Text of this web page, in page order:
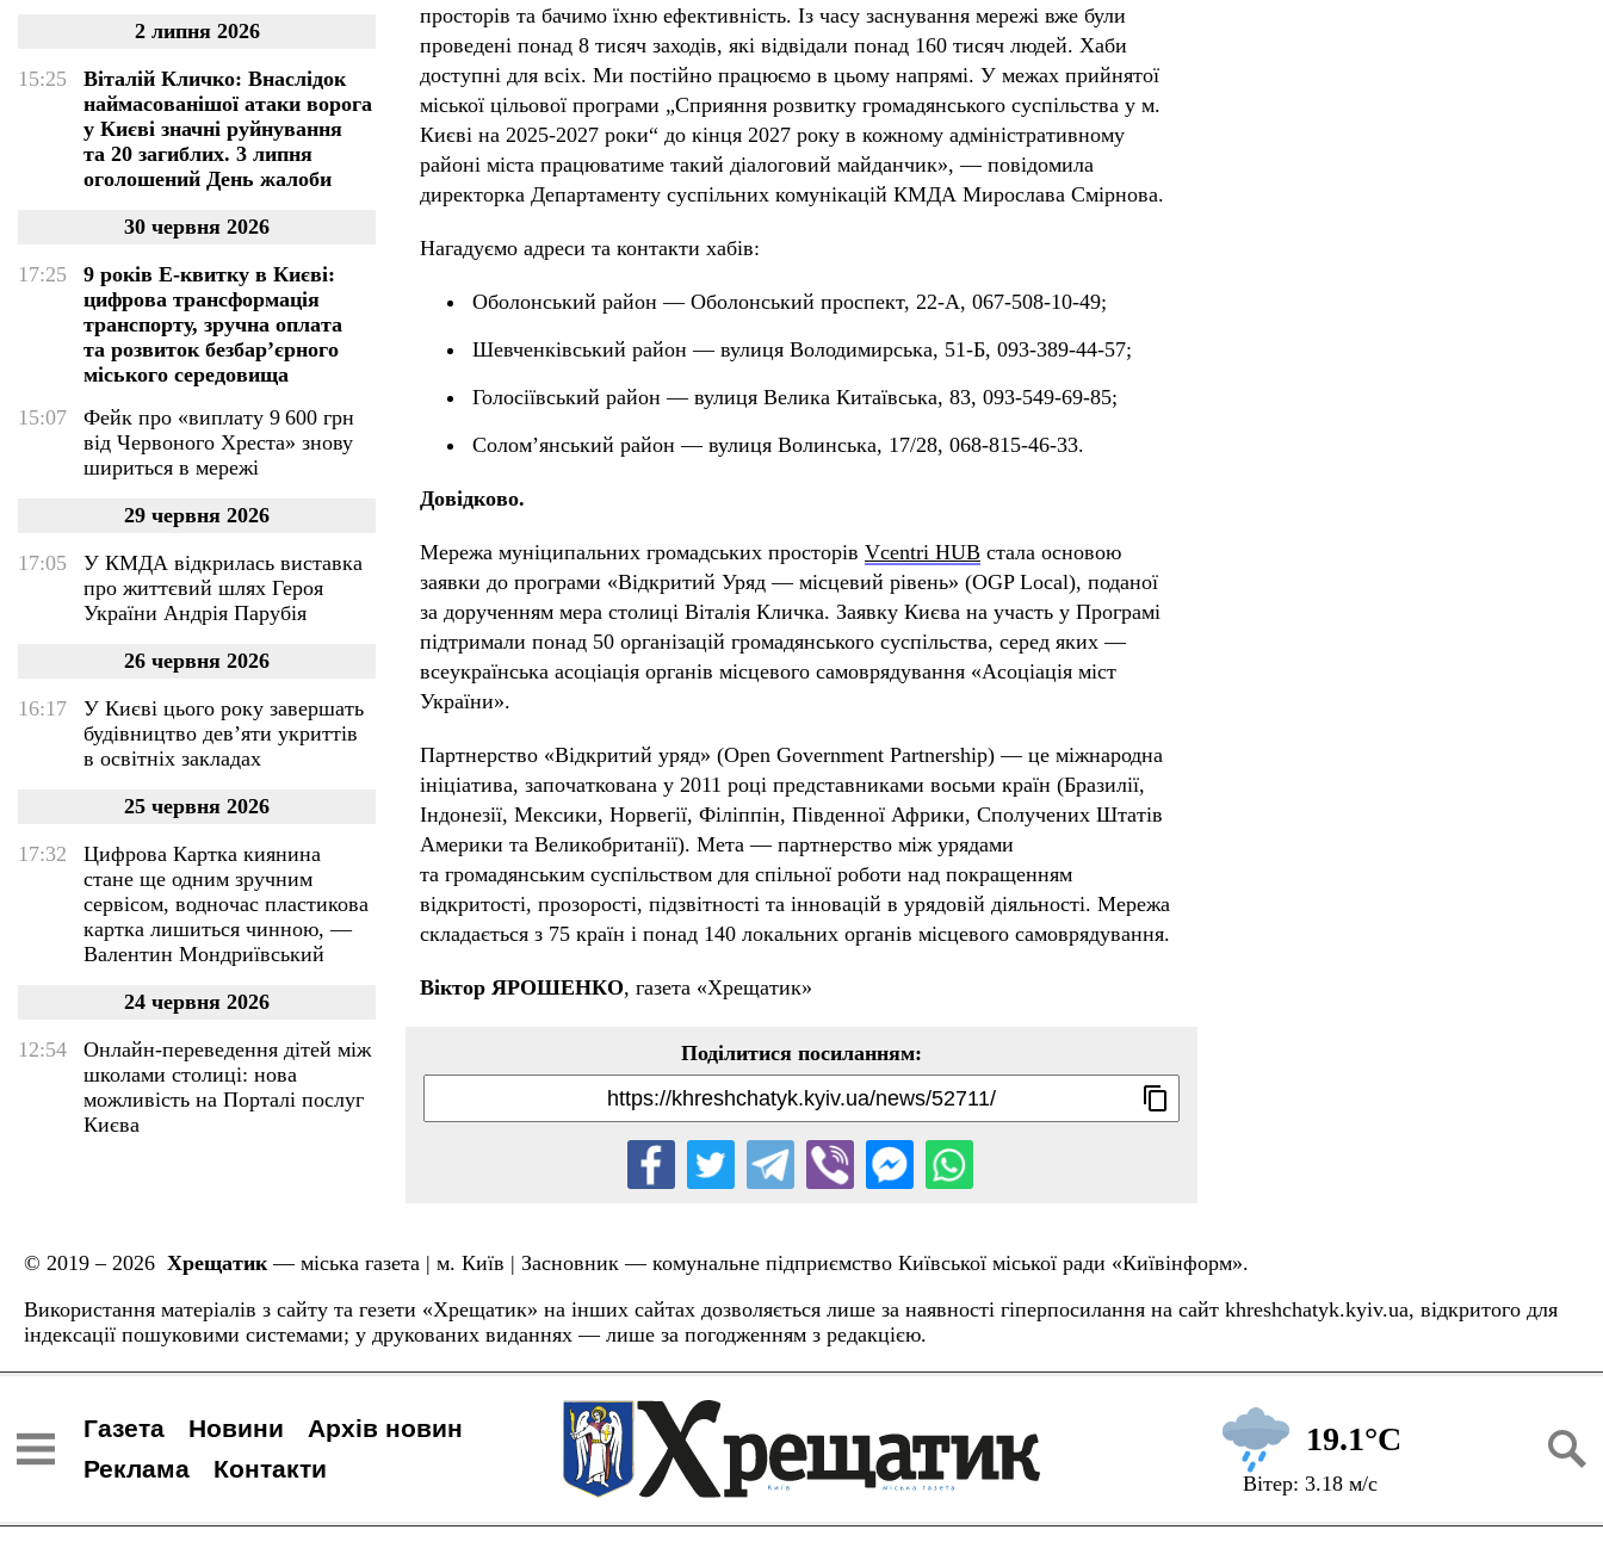
2 липня 2026
15:25
Віталій Кличко: Внаслідок
наймасованішої атаки ворога
у Києві значні руйнування
та 20 загиблих. 3 липня
оголошений День жалоби
30 червня 2026
17:25
9 років Е-квитку в Києві:
цифрова трансформація
транспорту, зручна оплата
та розвиток безбар’єрного
міського середовища
15:07
Фейк про «виплату 9 600 грн
від Червоного Хреста» знову
шириться в мережі
29 червня 2026
17:05
У КМДА відкрилась виставка
про життєвий шлях Героя
України Андрія Парубія
26 червня 2026
16:17
У Києві цього року завершать
будівництво дев’яти укриттів
в освітніх закладах
25 червня 2026
17:32
Цифрова Картка киянина
стане ще одним зручним
сервісом, водночас пластикова
картка лишиться чинною, —
Валентин Мондриївський
24 червня 2026
12:54
Онлайн-переведення дітей між
школами столиці: нова
можливість на Порталі послуг
Києва
просторів та бачимо їхню ефективність. Із часу заснування мережі вже були
проведені понад 8 тисяч заходів, які відвідали понад 160 тисяч людей. Хаби
доступні для всіх. Ми постійно працюємо в цьому напрямі. У межах прийнятої
міської цільової програми „Сприяння розвитку громадянського суспільства у м.
Києві на 2025-2027 роки“ до кінця 2027 року в кожному адміністративному
районі міста працюватиме такий діалоговий майданчик», — повідомила
директорка Департаменту суспільних комунікацій КМДА Мирослава Смірнова.
Нагадуємо адреси та контакти хабів:
Оболонський район — Оболонський проспект, 22-А, 067-508-10-49;
Шевченківський район — вулиця Володимирська, 51-Б, 093-389-44-57;
Голосіївський район — вулиця Велика Китаївська, 83, 093-549-69-85;
Солом’янський район — вулиця Волинська, 17/28, 068-815-46-33.
Довідково.
Мережа муніципальних громадських просторів Vcentri HUB стала основою
заявки до програми «Відкритий Уряд — місцевий рівень» (OGP Local), поданої
за дорученням мера столиці Віталія Кличка. Заявку Києва на участь у Програмі
підтримали понад 50 організацій громадянського суспільства, серед яких —
всеукраїнська асоціація органів місцевого самоврядування «Асоціація міст
України».
Партнерство «Відкритий уряд» (Open Government Partnership) — це міжнародна
ініціатива, започаткована у 2011 році представниками восьми країн (Бразилії,
Індонезії, Мексики, Норвегії, Філіппін, Південної Африки, Сполучених Штатів
Америки та Великобританії). Мета — партнерство між урядами
та громадянським суспільством для спільної роботи над покращенням
відкритості, прозорості, підзвітності та інновацій в урядовій діяльності. Мережа
складається з 75 країн і понад 140 локальних органів місцевого самоврядування.
Віктор ЯРОШЕНКО, газета «Хрещатик»
© 2019 – 2026 Хрещатик— міська газета | м. Київ | Засновник — комунальне підприємство Київської міської ради «Київінформ».
Використання матеріалів з сайту та гезети «Хрещатик» на інших сайтах дозволяється лише за наявності гіперпосилання на сайт khreshchatyk.kyiv.ua, відкритого для
індексації пошуковими системами; у друкованих виданнях — лише за погодженням з редакцією.
Газета Новини
Архів новин
Реклама
Контакти
19.1°C
Вітер: 3.18 м/с